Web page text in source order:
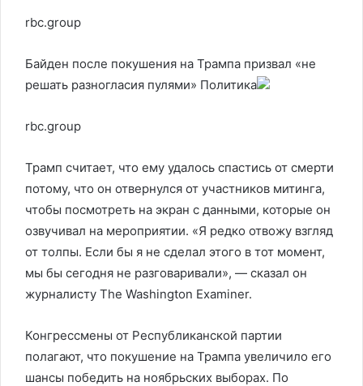
rbc.group
Байден после покушения на Трампа призвал «не
решать разногласия пулями» Политика
rbc.group
Трамп считает, что ему удалось спастись от смерти
потому, что он отвернулся от участников митинга,
чтобы посмотреть на экран с данными, которые он
озвучивал на мероприятии. «Я редко отвожу взгляд
от толпы. Если бы я не сделал этого в тот момент,
мы бы сегодня не разговаривали», — сказал он
журналисту The Washington Examiner.
Конгрессмены от Республиканской партии
полагают, что покушение на Трампа увеличило его
шансы победить на ноябрьских выборах. По